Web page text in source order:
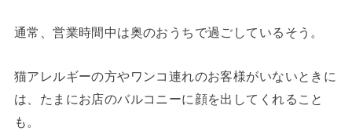
通常、営業時間中は奥のおうちで過ごしているそう。
猫アレルギーの方やワンコ連れのお客様がいないときに
は、たまにお店のバルコニーに顔を出してくれること
も。